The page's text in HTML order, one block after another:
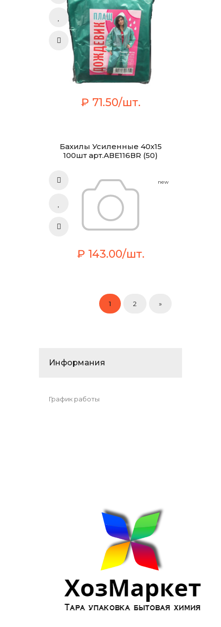
₽ 71.50/шт.
Бахилы Усиленные 40х15
100шт арт.АВЕ116ВR (50)
new
₽ 143.00/шт.
1 2 »
Информания
График работы